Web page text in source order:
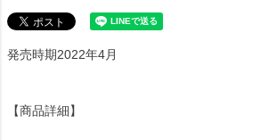
発売時期2022年4月
【商品詳細】